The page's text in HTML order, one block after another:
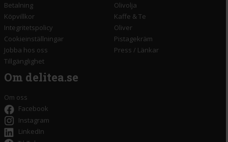
Betalning
Köpvillkor
Integritetspolicy
Cookieinställningar
Jobba hos oss
Tillgänglighet
Olivolja
Kaffe & Te
Oliver
Pistagekräm
Press / Länkar
Om delitea.se
Om oss
Facebook
Instagram
LinkedIn